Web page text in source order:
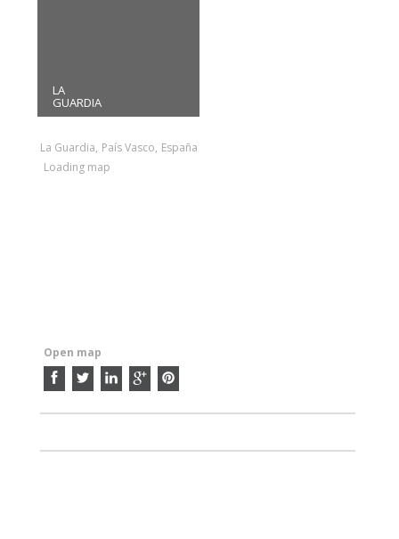
LA
GUARDIA
La Guardia, País Vasco, España
Loading map
Open map